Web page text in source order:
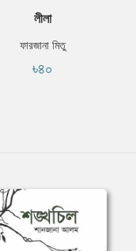
লীলা
ফারজানা মিতু
৳৪০